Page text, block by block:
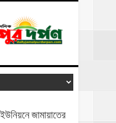
জামায়াতের